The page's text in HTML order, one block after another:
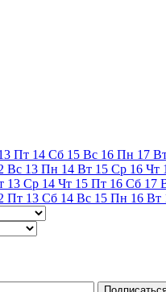
Пт 14 Сб 15 Вс 16 Пн 17
Вс 13 Пн 14 Вт 15 Ср 16 Чт
13 Ср 14 Чт 15 Пт 16 Сб 17
Пт 13 Сб 14 Вс 15 Пн 16 Вт